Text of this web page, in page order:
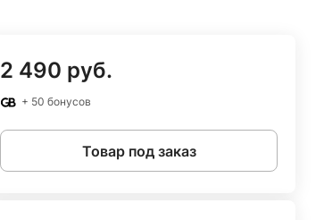
2 490 руб.
+ 50 бонусов
Товар под заказ